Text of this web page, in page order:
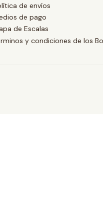
de envíos
de pago
de Escalas
y condiciones de los